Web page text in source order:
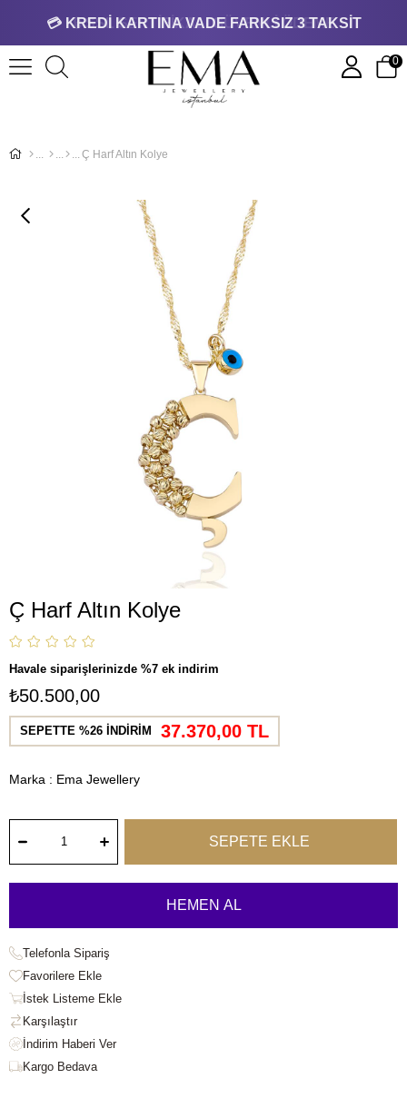
💳 KREDİ KARTINA VADE FARKSIZ 3 TAKSİT
0
Ç Harf Altın Kolye
Ç Harf Altın Kolye
Havale siparişlerinizde %7 ek indirim
₺50.500,00
SEPETTE %26 İNDİRİM 37.370,00 TL
Marka : Ema Jewellery
Telefonla Sipariş
Favorilere Ekle
İstek Listeme Ekle
Karşılaştır
Kargo Bedava